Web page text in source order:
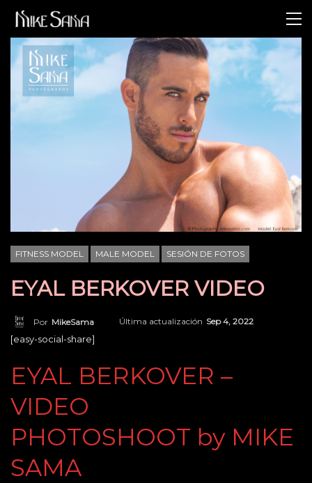
FITNESS MODEL MALE MODEL SESIÓN DE FOTOS
EYAL BERKOVER VIDEO
Por MikeSama Última actualización Sep 4, 2022
[easy-social-share]
EYAL BERKOVER –
VIDEO
PHOTOSHOOT by MIKE
SAMA